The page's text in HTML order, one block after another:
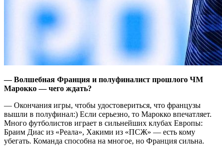
— Волшебная Франция и полуфиналист прошлого ЧМ
Марокко — чего ждать?
— Окончания игры, чтобы удостовериться, что французы
вышли в полуфинал:) Если серьезно, то Марокко впечатляет.
Много футболистов играет в сильнейших клубах Европы:
Браим Диас из «Реала», Хакими из «ПСЖ» — есть кому
убегать. Команда способна на многое, но Франция сильна.